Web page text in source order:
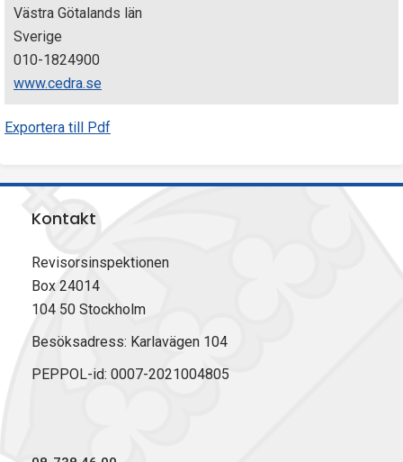
Västra Götalands län
Sverige
010-1824900
www.cedra.se
Exportera till Pdf
Kontakt
Revisorsinspektionen
Box 24014
104 50 Stockholm
Besöksadress: Karlavägen 104
PEPPOL-id: 0007-2021004805